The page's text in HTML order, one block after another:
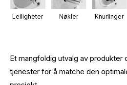
Leiligheter Nøkler Knurlinger
Et mangfoldig utvalg av produkter
tjenester for å matche den